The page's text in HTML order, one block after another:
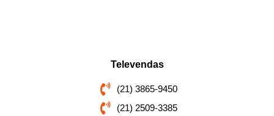
Televendas
(21) 3865-9450
(21) 2509-3385